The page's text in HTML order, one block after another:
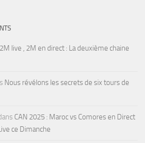
2M live , 2M en direct : La deuxième chaine
Nous révélons les secrets de six tours de
CAN 2025 : Maroc vs Comores en Direct
ce Dimanche